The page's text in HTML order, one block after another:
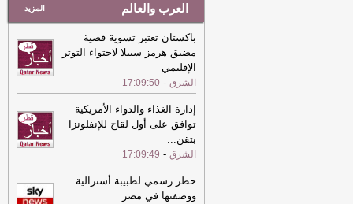
العرب والعالم المزيد
باكستان تعتبر تسوية قضية
مضيق هرمز سبيلا لاحتواء التوتر
الإقليمي
الشرق -
17:09:50
إدارة الغذاء والدواء الأمريكية
توافق على أول لقاح للإنفلونزا
بتقن...
الشرق -
17:09:49
حظر رسمي لطبيبة أسترالية
ووصفتها في مصر